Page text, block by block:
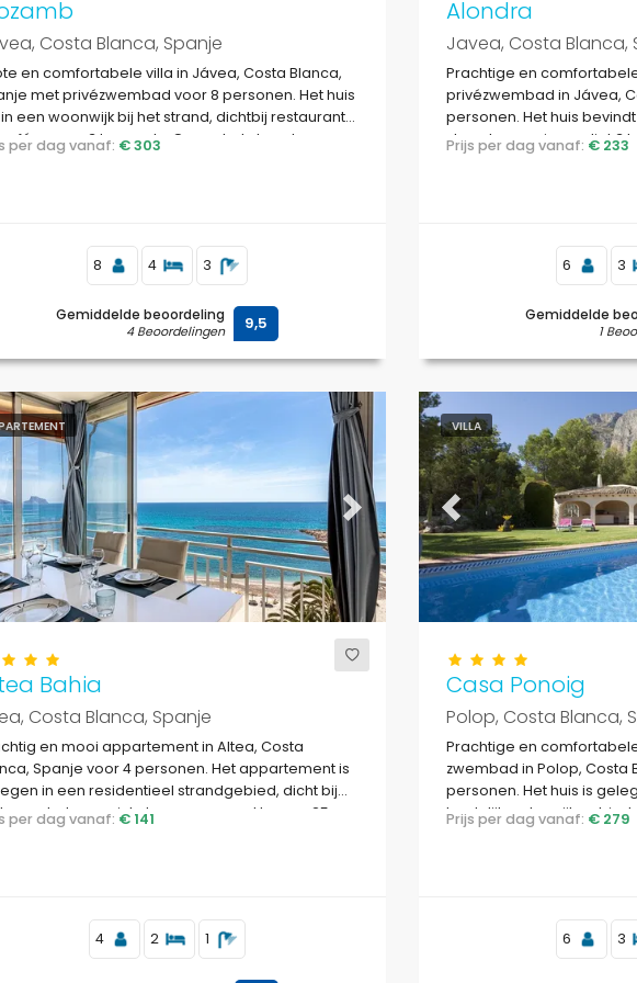
Costa Blanca, Spanje
en comfortabele villa in Jávea, Costa Blanca,
met privézwembad voor 8 personen. Het huis
een woonwijk bij het strand, dichtbij restaurants
en op 3 km van La Grava, het strand van
per dag vanaf: € 303
8 4 3
Gemiddelde beoordeling
4 Beoordelingen 9,5
Alondra
Javea, Costa Blanca,
Prachtige en
privézwembad in Jávea,
personen. Het huis
strandomgeving en ligt 3
Prijs per dag vanaf: € 233
6 3
Gemiddelde
1
Next
Bahia
Costa Blanca, Spanje
en mooi appartement in Altea, Costa
Spanje voor 4 personen. Het appartement is
in een residentieel strandgebied, dicht bij
bars, winkels en supermarkten, en 25 m
per dag vanaf: € 141
4 2 1
VILLA
Previous
Casa Ponoig
Polop, Costa Blanca,
Prachtige en
zwembad in Polop, Costa
personen. Het huis is
landelijk en bosrijk gebied.
Prijs per dag vanaf: € 279
6 3